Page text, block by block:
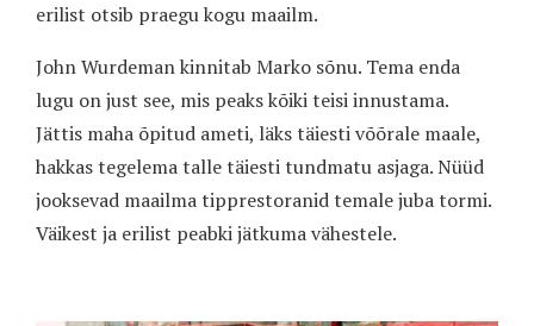
erilist otsib praegu kogu maailm.
John Wurdeman kinnitab Marko sõnu. Tema enda
lugu on just see, mis peaks kõiki teisi innustama.
Jättis maha õpitud ameti, läks täiesti võõrale maale,
hakkas tegelema talle täiesti tundmatu asjaga. Nüüd
jooksevad maailma tipprestoranid temale juba tormi.
Väikest ja erilist peabki jätkuma vähestele.